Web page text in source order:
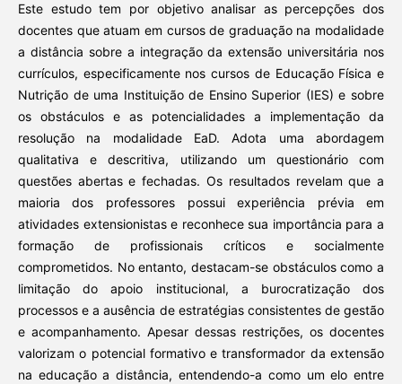
Este estudo tem por objetivo analisar as percepções dos
docentes que atuam em cursos de graduação na modalidade
a distância sobre a integração da extensão universitária nos
currículos, especificamente nos cursos de Educação Física e
Nutrição de uma Instituição de Ensino Superior (IES) e sobre
os obstáculos e as potencialidades a implementação da
resolução na modalidade EaD. Adota uma abordagem
qualitativa e descritiva, utilizando um questionário com
questões abertas e fechadas. Os resultados revelam que a
maioria dos professores possui experiência prévia em
atividades extensionistas e reconhece sua importância para a
formação de profissionais críticos e socialmente
comprometidos. No entanto, destacam-se obstáculos como a
limitação do apoio institucional, a burocratização dos
processos e a ausência de estratégias consistentes de gestão
e acompanhamento. Apesar dessas restrições, os docentes
valorizam o potencial formativo e transformador da extensão
na educação a distância, entendendo-a como um elo entre